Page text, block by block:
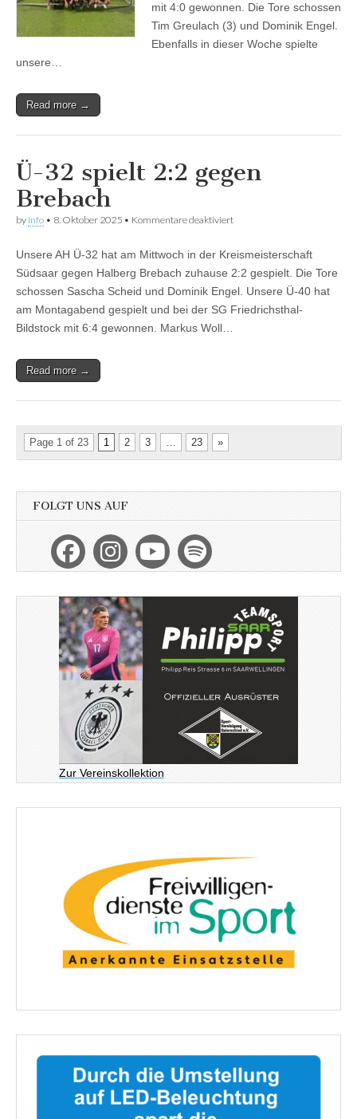
mit 4:0 gewonnen. Die Tore schossen
Tim Greulach (3) und Dominik Engel.
Ebenfalls in dieser Woche spielte
unsere…
Read more →
Ü-32 spielt 2:2 gegen
Brebach
by Info • 8. Oktober 2025 • Kommentare deaktiviertfür
2:2
gegen
Brebach
Unsere AH Ü-32 hat am Mittwoch in der Kreismeisterschaft
Südsaar gegen Halberg Brebach zuhause 2:2 gespielt. Die Tore
schossen Sascha Scheid und Dominik Engel. Unsere Ü-40 hat
am Montagabend gespielt und bei der SG Friedrichsthal-
Bildstock mit 6:4 gewonnen. Markus Woll…
Read more →
Page 1 of 23 1 2 3 … 23 »
FOLGT UNS AUF
Zur Vereinskollektion